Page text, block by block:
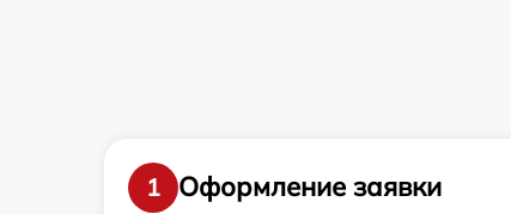
1
Оформление заявки